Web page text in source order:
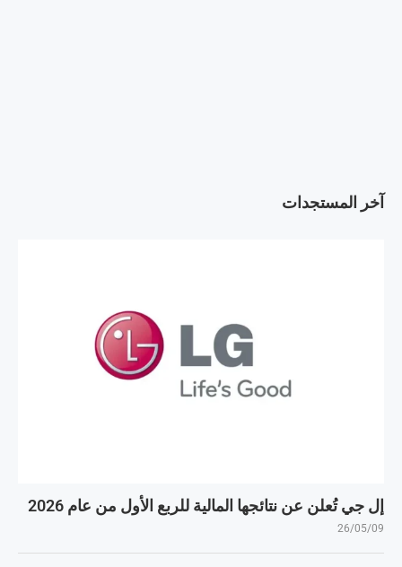
آخر المستجدات
إل جي تُعلن عن نتائجها المالية للربع الأول من عام 2026
26/05/09